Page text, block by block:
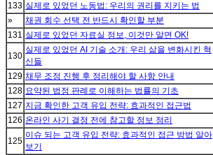
133 실제로 있었던 노동법: 우리의 권리를 지키는 법
»
채권 회수 선택 전 반드시 확인할 부분
131 실제로 있었던 자료실 정보, 이것만 알면 OK!
130
실제로 있었던 AI 기술 소개: 우리 삶을 변화시킨 혁
신들
129 채무 조정 진행 후 정리해야 할 사항 안내
128 요약된 법정 판례로 이해하는 법률의 기초
127 지금 확인한 고객 유입 전략: 효과적인 접근법
126 온라인 사기 결정 전에 참고할 정보 정리
125
이슈 되는 고객 유입 전략: 효과적인 접근 방법 알아
보기